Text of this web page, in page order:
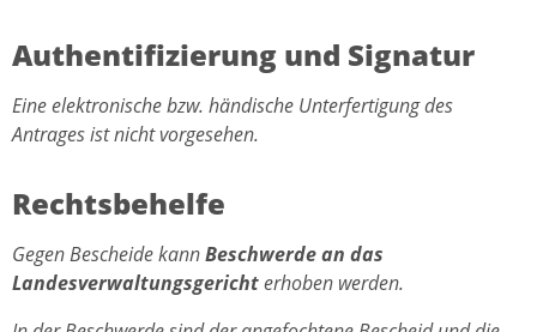
Authentifizierung und Signatur
Eine elektronische bzw. händische Unterfertigung des
Antrages ist nicht vorgesehen.
Rechtsbehelfe
Gegen Bescheide kannBeschwerde an das
Landesverwaltungsgerichterhoben werden.